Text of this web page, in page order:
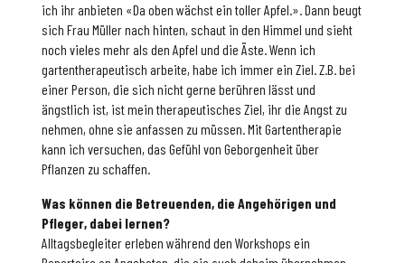
ich ihr anbieten «Da oben wächst ein toller Apfel.». Dann beugt
sich Frau Müller nach hinten, schaut in den Himmel und sieht
noch vieles mehr als den Apfel und die Äste. Wenn ich
gartentherapeutisch arbeite, habe ich immer ein Ziel. Z.B. bei
einer Person, die sich nicht gerne berühren lässt und
ängstlich ist, ist mein therapeutisches Ziel, ihr die Angst zu
nehmen, ohne sie anfassen zu müssen. Mit Gartentherapie
kann ich versuchen, das Gefühl von Geborgenheit über
Pflanzen zu schaffen.
Was können die Betreuenden, die Angehörigen und
Pfleger, dabei lernen?
Alltagsbegleiter erleben während den Workshops ein